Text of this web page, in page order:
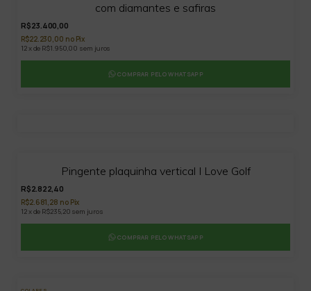
com diamantes e safiras
R$23.400,00
R$22.230,00 no Pix
12 x de R$1.950,00 sem juros
COMPRAR PELO WHATSAPP
Pingente plaquinha vertical I Love Golf
R$2.822,40
R$2.681,28 no Pix
12 x de R$235,20 sem juros
COMPRAR PELO WHATSAPP